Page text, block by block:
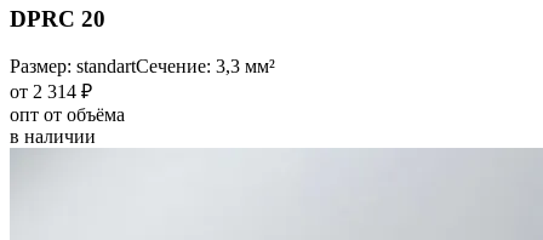
DPRC 20
Размер: standartСечение: 3,3 мм²
от 2 314 ₽
опт от объёма
в наличии